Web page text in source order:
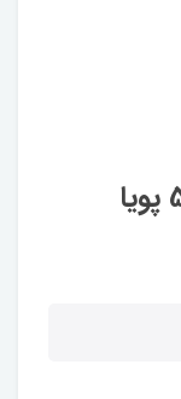
بست نر پلی اتیلن "1/2 1 *50 پویا